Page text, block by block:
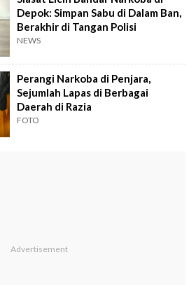
Depok: Simpan Sabu di Dalam Ban,
Berakhir di Tangan Polisi
NEWS
Perangi Narkoba di Penjara,
Sejumlah Lapas di Berbagai
Daerah di Razia
FOTO